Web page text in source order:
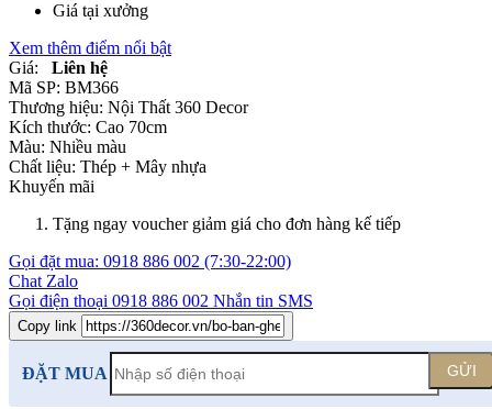
Giá tại xưởng
Xem thêm điểm nổi bật
Giá:
Liên hệ
Mã SP: BM366
Thương hiệu: Nội Thất 360 Decor
Kích thước: Cao 70cm
Màu: Nhiều màu
Chất liệu: Thép + Mây nhựa
Khuyến mãi
Tặng ngay voucher giảm giá cho đơn hàng kế tiếp
Gọi đặt mua: 0918 886 002 (7:30-22:00)
Chat Zalo
Gọi điện thoại 0918 886 002 Nhắn tin SMS
Copy link
ĐẶT MUA GỬI